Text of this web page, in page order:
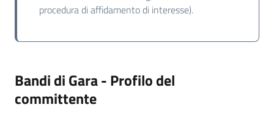
procedura di affidamento di interesse).
Bandi di Gara - Profilo del
committente